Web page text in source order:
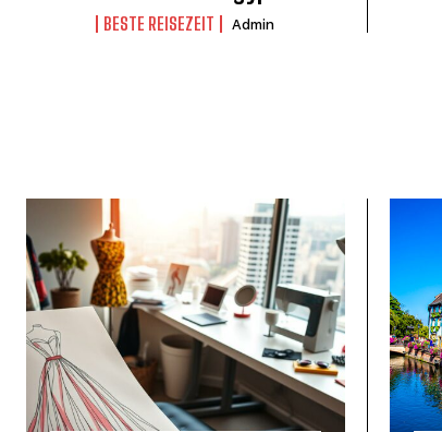
BESTE REISEZEIT Admin